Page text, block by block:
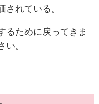
されている。
るために戻ってきま
い。